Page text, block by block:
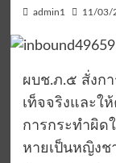
admin1 11/03/
ผบช.ภ.๕ สั่งก
เท็จจริงและใ
การกระทำผิด
หายเป็นหญิงช